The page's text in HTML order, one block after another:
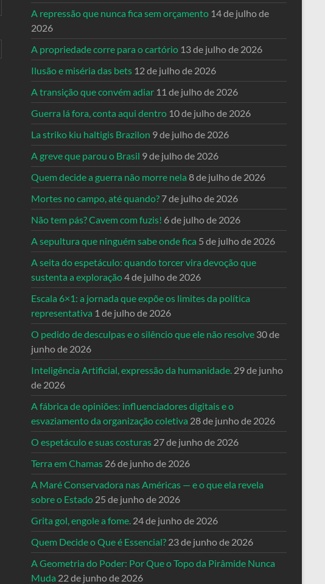
A repressão que nunca fica sem orçamento 14 de julho de
2026
A propriedade corre para o cartório 13 de julho de 2026
Ilusão e miséria das bets 12 de julho de 2026
A transição que convém adiar 11 de julho de 2026
Guerra lá fora, conta aqui dentro 10 de julho de 2026
La striko kiu haltigis Brazilon 9 de julho de 2026
A greve que parou o Brasil 9 de julho de 2026
Quem decide a guerra não morre nela 8 de julho de 2026
Mortes no campo, até quando? 7 de julho de 2026
Não tem pás? Cavem com fuzis! 6 de julho de 2026
A sepultura que ninguém sabe onde fica 5 de julho de 2026
A seita do espetáculo: quando torcer vira devoção que
sustenta a exploração4 de julho de 2026
Escala 6×1: a jornada que expõe os limites da política
representativa 1 de julho de 2026
O pedido de desculpas e o silêncio que ele não resolve 30 de
junho de 2026
Inteligência Artificial, expressão da humanidade. 29 de junho
de 2026
A fábrica de opiniões: influenciadores digitais e o
esvaziamento da organização coletiva 28 de junho de 2026
O espetáculo e suas costuras 27 de junho de 2026
Terra em Chamas 26 de junho de 2026
A Maré Conservadora nas Américas — e o que ela revela
sobre o Estado 25 de junho de 2026
Grita gol, engole a fome. 24 de junho de 2026
Quem Decide o Que é Essencial? 23 de junho de 2026
A Geometria do Poder: Por Que o Topo da Pirâmide Nunca
Muda 22 de junho de 2026